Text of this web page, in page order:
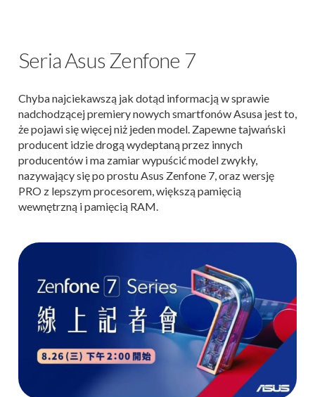
Seria Asus Zenfone 7
Chyba najciekawszą jak dotąd informacją w sprawie
nadchodzącej premiery nowych smartfonów Asusa jest to,
że pojawi się więcej niż jeden model. Zapewne tajwański
producent idzie drogą wydeptaną przez innych
producentów i ma zamiar wypuścić model zwykły,
nazywający się po prostu Asus Zenfone 7, oraz wersję
PRO z lepszym procesorem, większą pamięcią
wewnętrzną i pamięcią RAM.